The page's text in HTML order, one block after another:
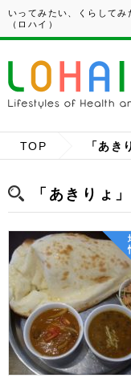
いってみたい、くらして
（ロハイ）
TOP 「あき
「あきりょ